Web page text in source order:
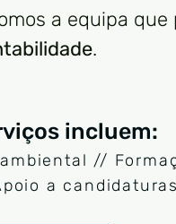
a equipa
.
incluem:
//
a